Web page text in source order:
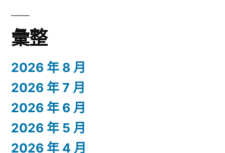
彙整
2026 年 8 月
2026 年 7 月
2026 年 6 月
2026 年 5 月
2026 年 4 月